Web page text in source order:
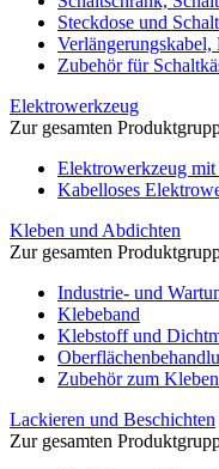
Steckdose und
Zubehör für
Elektrowerkzeug
Zur gesamten
Elektrowerkzeug
Kabelloses
Kleben und Abdichten
Zur gesamten
Industrie- und
Klebeband
Klebstoff und
Zubehör zum
Lackieren und Beschichten
Zur gesamten